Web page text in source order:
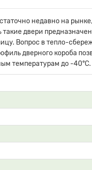
недавно на
двери
Вопрос в тепло-
дверного короба
температурам до -40°С.